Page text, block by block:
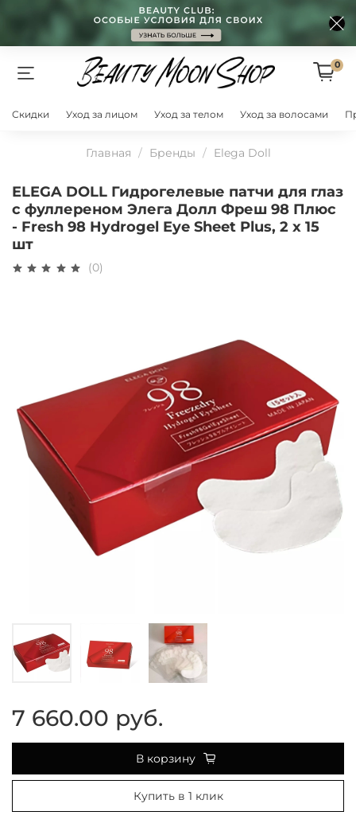
0
Скидки Уход за лицом Уход за телом Уход за волосами
Главная Бренды Elega Doll
ELEGA DOLL Гидрогелевые патчи для глаз
с фуллереном Элега Долл Фреш 98 Плюс
- Fresh 98 Hydrogel Eye Sheet Plus, 2 х 15
шт
(0)
7 660.00 руб.
В корзину
Купить в 1 клик